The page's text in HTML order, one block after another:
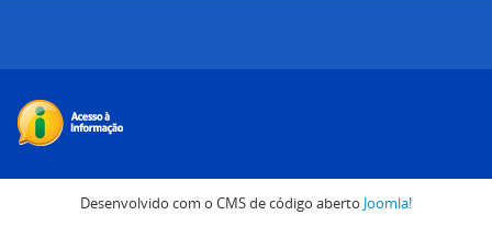
Desenvolvido com o CMS de código aberto Joomla!